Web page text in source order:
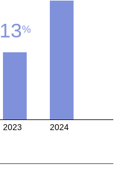
2023 2024
13%